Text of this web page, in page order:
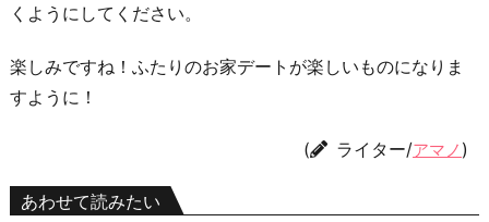
くようにしてください。
楽しみですね！ふたりのお家デートが楽しいものになりま
すように！
( ライター/アマノ )
あわせて読みたい